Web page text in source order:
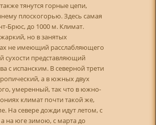
тянутся горные цепи,
плоскогорью. Здесь самая
Брюс, до 1000 м. Климат.
но в занятых
не имеющий расслабляющего
сухости представляющий
с испанским. В северной трети
а в южных двух
умеренный, так что в южно-
климат почти такой же,
На севере дожди идут летом, с
на юге зимою, с марта до